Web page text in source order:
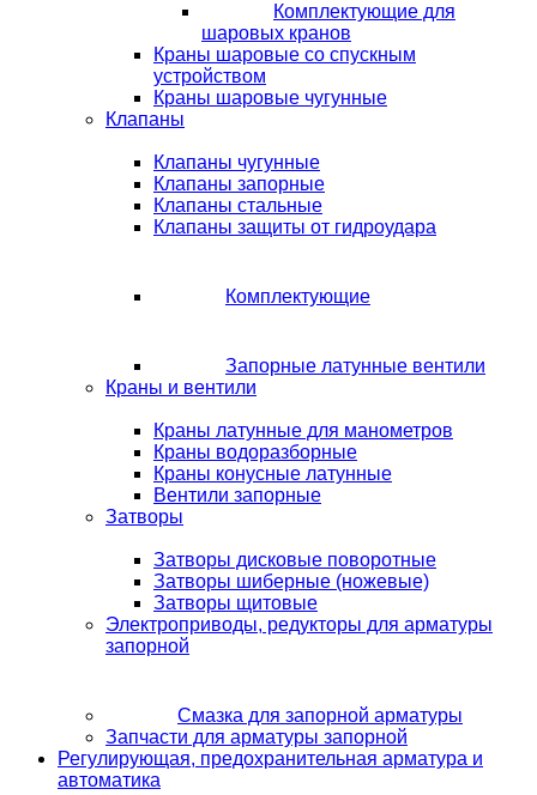
Комплектующие для
шаровых кранов
Краны шаровые со спускным
устройством
Краны шаровые чугунные
Клапаны
Клапаны чугунные
Клапаны запорные
Клапаны стальные
Клапаны защиты от гидроудара
Комплектующие
Запорные латунные вентили
Краны и вентили
Краны латунные для манометров
Краны водоразборные
Краны конусные латунные
Вентили запорные
Затворы
Затворы дисковые поворотные
Затворы шиберные (ножевые)
Затворы щитовые
Электроприводы, редукторы для арматуры
запорной
Смазка для запорной арматуры
Запчасти для арматуры запорной
Регулирующая, предохранительная арматура и
автоматика